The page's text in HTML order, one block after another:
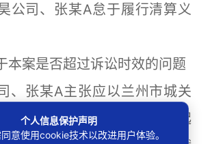
公司、张某A怠于履行清算义
案是否超过诉讼时效的问题
张某A主张应以兰州市城关
定中止执行时作为诉讼时效起
个人信息保护声明
意使用cookie技术以改进用户体验。